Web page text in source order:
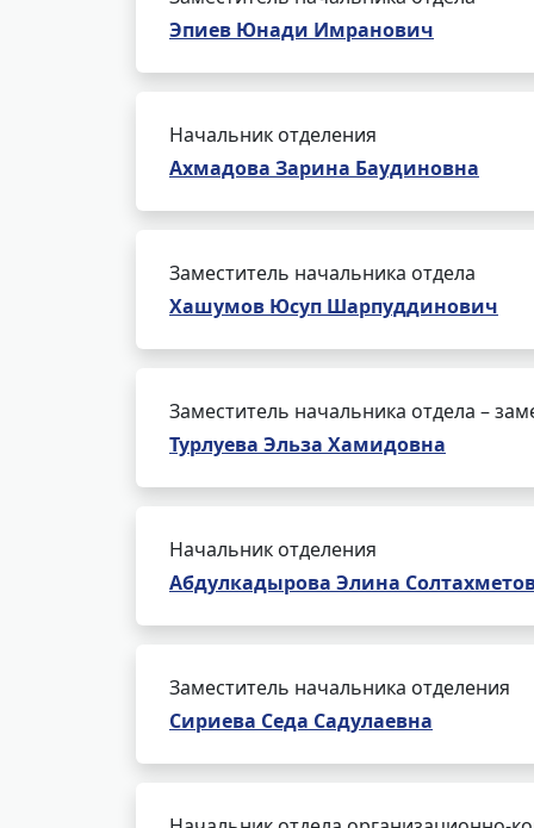
Эпиев Юнади Имранович
Начальник отделения
Ахмадова Зарина Баудиновна
Заместитель начальника отдела
Хашумов Юсуп Шарпуддинович
Заместитель начальника отдела –
Турлуева Эльза Хамидовна
Начальник отделения
Абдулкадырова Элина
Заместитель начальника отделения
Сириева Седа Садулаевна